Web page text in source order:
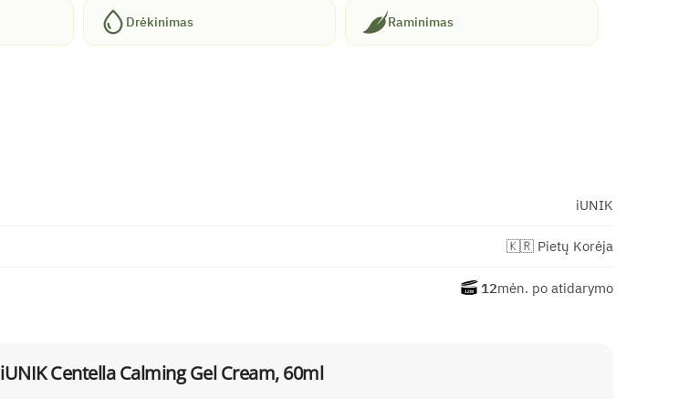
Drėkinimas Raminimas
iUNIK
🇰🇷 Pietų Korėja
12mėn. po atidarymo
iUNIK Centella Calming Gel Cream, 60ml